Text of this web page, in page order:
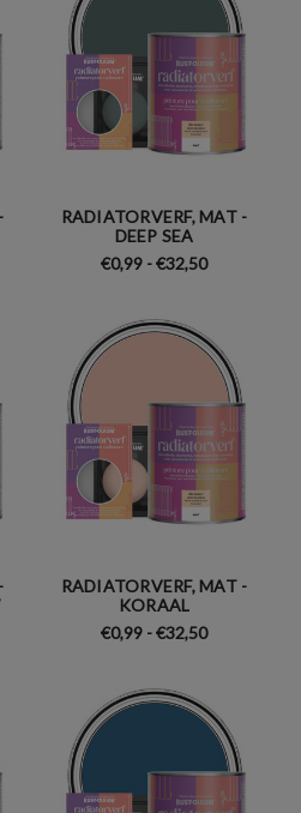
RADIATORVERF, MAT -
DEEP SEA
€0,99 - €32,50
RADIATORVERF, MAT -
KORAAL
€0,99 - €32,50